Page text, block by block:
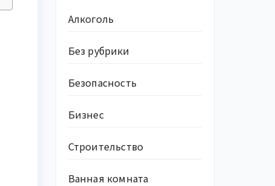
Алкоголь
Без рубрики
Безопасность
Бизнес
Строительство
Ванная комната